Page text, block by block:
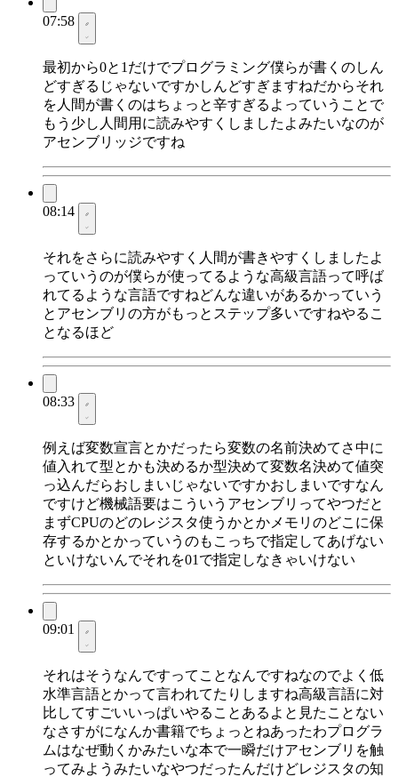
07:58
最初から0と1だけでプログラミング僕らが書くのしん
どすぎるじゃないですかしんどすぎますねだからそれ
を人間が書くのはちょっと辛すぎるよっていうことで
もう少し人間用に読みやすくしましたよみたいなのが
アセンブリッジですね
08:14
それをさらに読みやすく人間が書きやすくしましたよ
っていうのが僕らが使ってるような高級言語って呼ば
れてるような言語ですねどんな違いがあるかっていう
とアセンブリの方がもっとステップ多いですねやるこ
となるほど
08:33
例えば変数宣言とかだったら変数の名前決めてさ中に
値入れて型とかも決めるか型決めて変数名決めて値突
っ込んだらおしまいじゃないですかおしまいですなん
ですけど機械語要はこういうアセンブリってやつだと
まずCPUのどのレジスタ使うかとかメモリのどこに保
存するかとかっていうのもこっちで指定してあげない
といけないんでそれを01で指定しなきゃいけない
09:01
それはそうなんですってことなんですねなのでよく低
水準言語とかって言われてたりしますね高級言語に対
比してすごいいっぱいやることあるよと見たことない
なさすがになんか書籍でちょっとねあったわプログラ
ムはなぜ動くかみたいな本で一瞬だけアセンブリを触
ってみようみたいなやつだったんだけどレジスタの知